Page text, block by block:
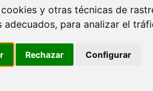
cookies y otras técnicas de
adecuados, para analizar el
Rechazar Configurar